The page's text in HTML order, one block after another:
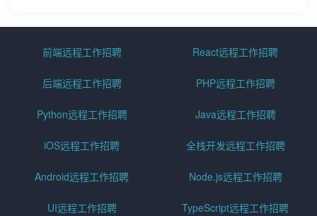
前端远程工作招聘 React远程工作招聘
后端远程工作招聘 PHP远程工作招聘
Python远程工作招聘 Java远程工作招聘
iOS远程工作招聘 全栈开发远程工作招聘
Android远程工作招聘 Node.js远程工作招聘
UI远程工作招聘 TypeScript远程工作招聘